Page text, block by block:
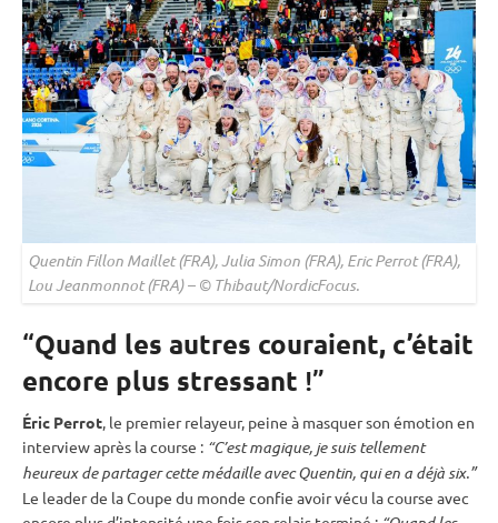
Quentin Fillon Maillet (FRA), Julia Simon (FRA), Eric Perrot (FRA),
Lou Jeanmonnot (FRA) – © Thibaut/NordicFocus.
“Quand les autres couraient, c’était
encore plus stressant !”
Éric Perrot, le premier relayeur, peine à masquer son émotion en
interview après la course : “C’est magique, je suis tellement
heureux de partager cette médaille avec Quentin, qui en a déjà six.”
Le leader de laCoupe du monde confie avoir vécu la course avec